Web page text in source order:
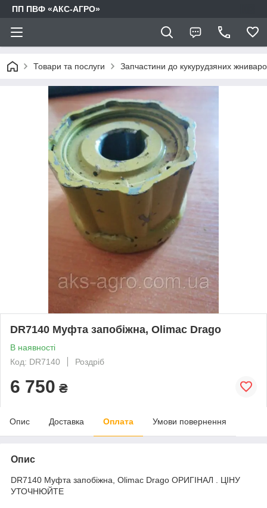
ПП ПВФ «АКС-АГРО»
Товари та послуги Запчастини до кукурудзяних
DR7140 Муфта запобіжна, Olimac Drago
В наявності
Код: DR7140
Роздріб
6 750 ₴
Опис Доставка Оплата Умови повернення
Опис
DR7140 Муфта запобіжна, Olimac Drago ОРИГІНАЛ . ЦІНУ
УТОЧНЮЙТЕ